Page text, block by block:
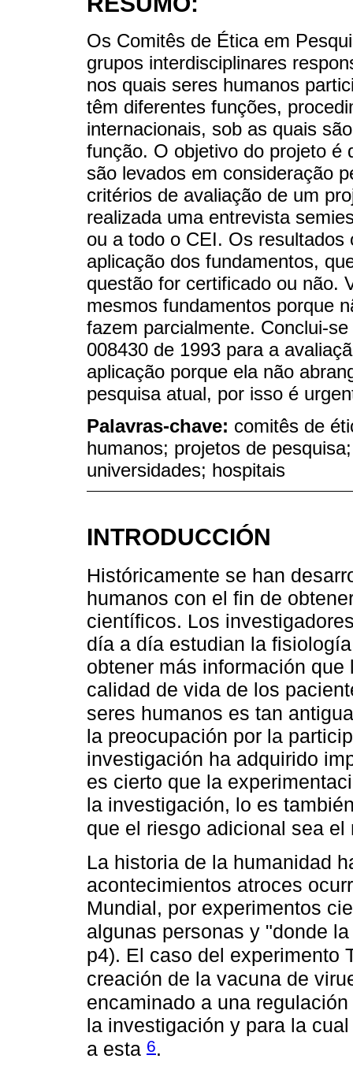
Os Comitês de Ética em
grupos interdisciplinares
nos quais seres humanos
têm diferentes funções,
internacionais, sob as quais
função. O objetivo do projeto é
são levados em consideração
critérios de avaliação de um
realizada uma entrevista
ou a todo o CEI. Os
aplicação dos fundamentos,
questão for certificado ou não.
mesmos fundamentos porque
fazem parcialmente. Conclui-
008430 de 1993 para a
aplicação porque ela não
pesquisa atual, por isso é
Palavras-chave: comitês de
humanos; projetos de
universidades; hospitais
INTRODUCCIÓN
Históricamente se han
humanos con el fin de
científicos. Los
día a día estudian la
obtener más información
calidad de vida de los
seres humanos es tan
la preocupación por la
investigación ha adquirido
es cierto que la
la investigación, lo es
que el riesgo adicional sea
La historia de la humanidad
acontecimientos atroces
Mundial, por experimentos
algunas personas y "donde
p4). El caso del experimento
creación de la vacuna de
encaminado a una
la investigación y para la
a esta 6.